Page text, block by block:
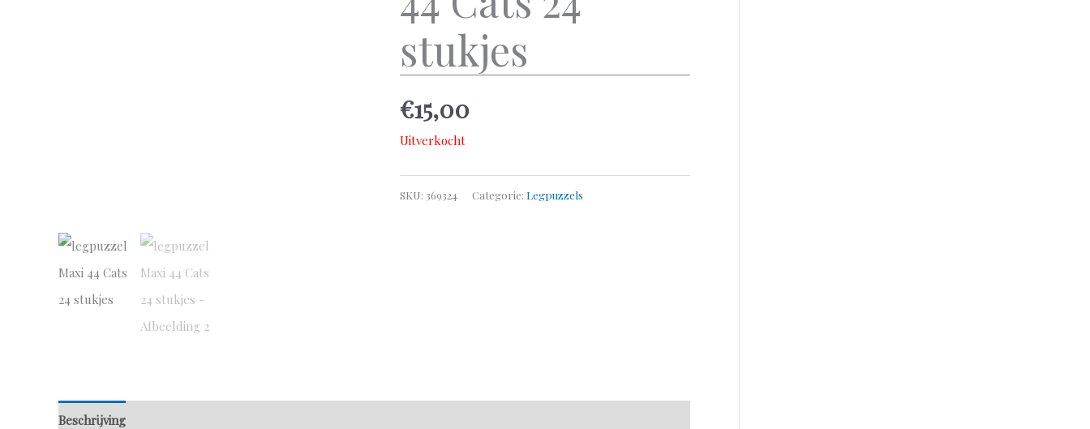
stukjes
€15,00
Uitverkocht
SKU: 369324 Categorie: Legpuzzels
Beschrijving